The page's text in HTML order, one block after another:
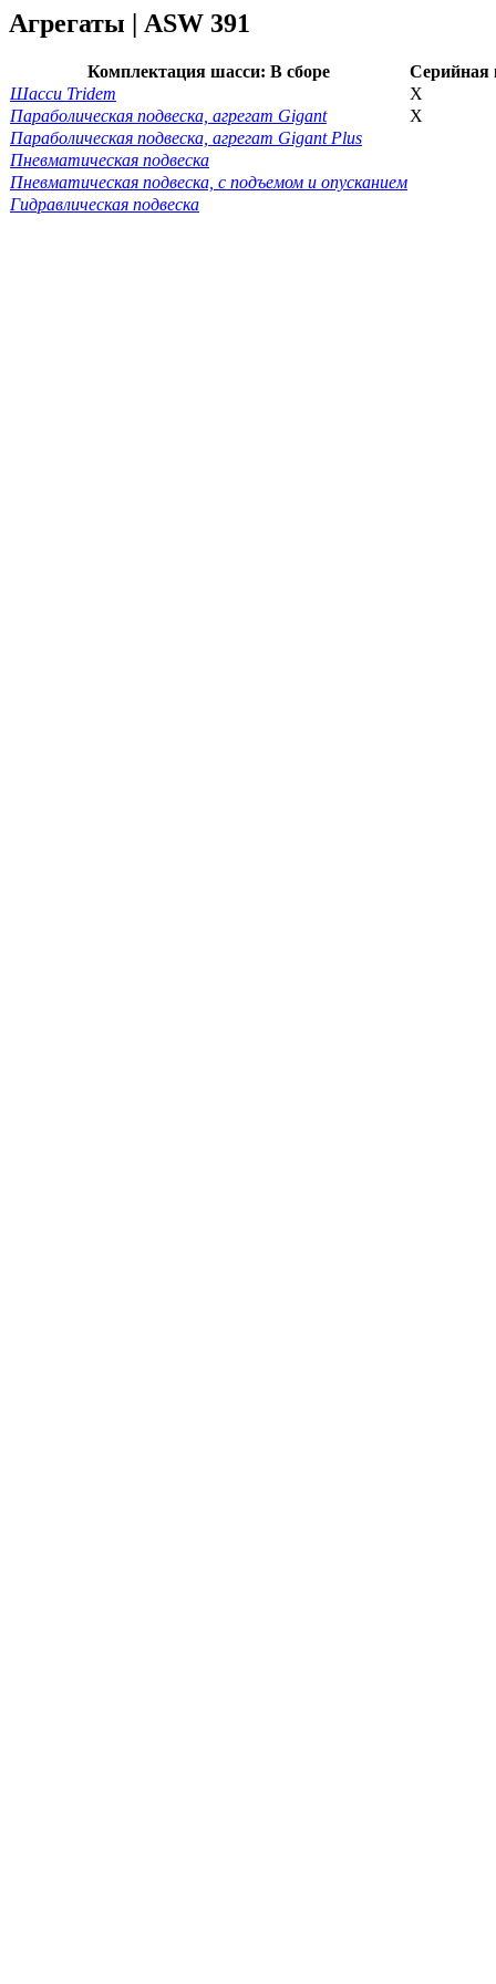
Агрегаты | ASW 391
Комплектация шасси: В сборе
Серийная
Шасси Tridem
X
Параболическая подвеска, агрегат Gigant
X
Параболическая подвеска, агрегат Gigant Plus
Пневматическая подвеска
Пневматическая подвеска, с подъемом и опусканием
Гидравлическая подвеска